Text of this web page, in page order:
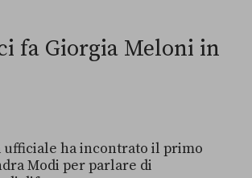
fa Giorgia Meloni in
ufficiale ha incontrato il primo
Modi per parlare di